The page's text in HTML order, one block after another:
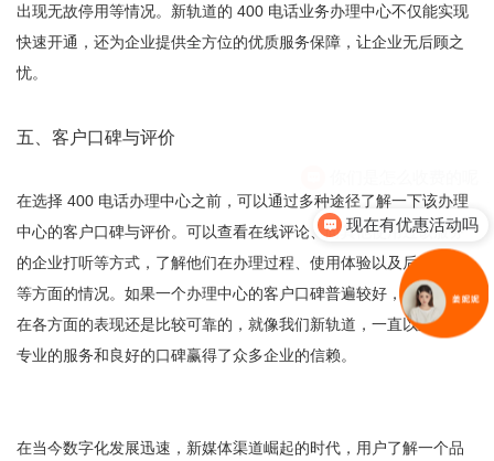
出现无故停用等情况。新轨道的 400 电话业务办理中心不仅能实现
快速开通，还为企业提供全方位的优质服务保障，让企业无后顾之
忧。
五、客户口碑与评价
在选择 400 电话办理中心之前，可以通过多种途径了解一下该办理
中心的客户口碑与评价。可以查看在线评论、向其他使用过该服务
的企业打听等方式，了解他们在办理过程、使用体验以及后续服务
等方面的情况。如果一个办理中心的客户口碑普遍较好，那说明其
在各方面的表现还是比较可靠的，就像我们新轨道，一直以来凭借
专业的服务和良好的口碑赢得了众多企业的信赖。
在当今数字化发展迅速，新媒体渠道崛起的时代，用户了解一个品
现在有优惠活动吗